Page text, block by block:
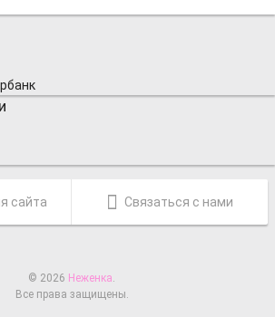
сайта Связаться с нами
© 2026 Неженка.
Все права защищены.